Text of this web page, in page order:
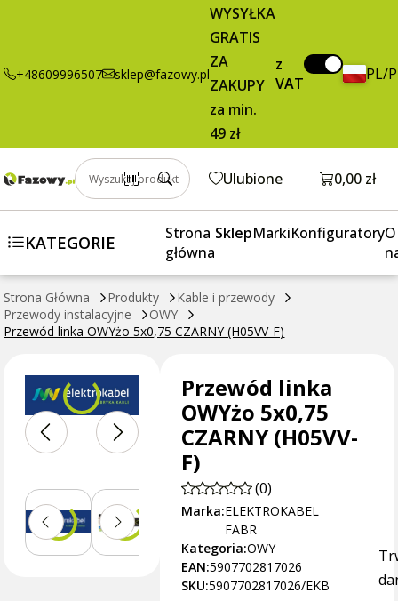
+48609996507 sklep@fazowy.pl
WYSYŁKA
GRATIS
ZA
ZAKUPY
za min.
49 zł
z
VAT
PL/
Wyszukaj produkt Ulubione Otwórz
0,00 zł
KATEGORIE
Strona
główna
SklepMarkiKonfiguratoryO
Strona Główna Produkty
Kable i przewody
Przewody instalacyjne
OWY
Przewód linka OWYżo 5x0,75 CZARNY (H05VV-F)
(H05VV-F)
5,50 zł
brutto / m Dodaj do koszyka
Przewód linka
OWYżo 5x0,75
CZARNY (H05VV-
F)
(0)
Marka:ELEKTROKABEL
FABR
Kategoria:OWY
EAN:5907702817026
SKU:5907702817026/EKB